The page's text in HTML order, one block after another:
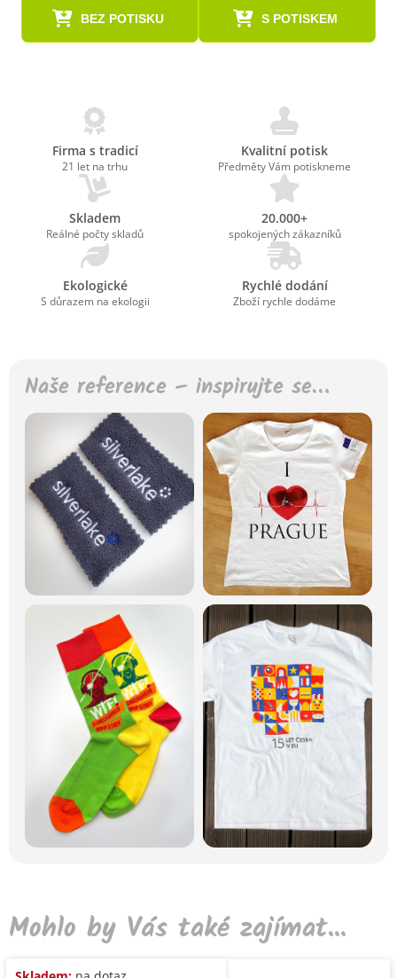
BEZ POTISKU S POTISKEM
Firma s tradicí
21 let na trhu
Kvalitní potisk
Předměty Vám potiskneme
Skladem
Reálné počty skladů
20.000+
spokojených zákazníků
Ekologické
S důrazem na ekologii
Rychlé dodání
Zboží rychle dodáme
Naše reference – inspirujte se…
Mohlo by Vás také zajímat...